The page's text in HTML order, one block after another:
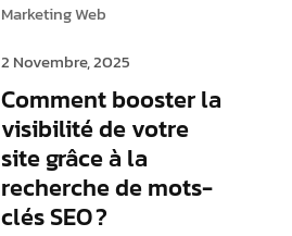
Marketing Web
2 Novembre, 2025
Comment booster la
visibilité de votre
site grâce à la
recherche de mots-
clés SEO ?